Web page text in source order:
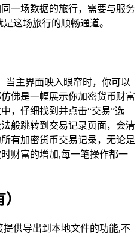
一场数据的旅行，需要与服务
这场旅行的顺畅通道。
当主界面映入眼帘时，你可以
佛是一幅展示你加密货币财富
，仔细找到并点击“交易”选
般跳转到交易记录页面，会清
有加密货币交易记录，无论是
财富的增加,每一笔操作都一
提供导出到本地文件的功能,不